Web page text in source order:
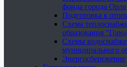
фонда города Орла
Подготовка к
Схема
образования
Схемы
муниципального
Энергосбережение